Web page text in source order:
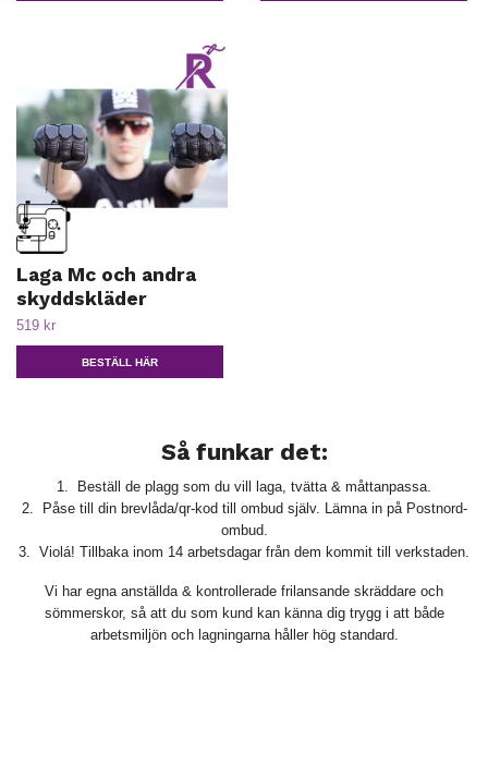
Laga Mc och andra
skyddskläder
519 kr
BESTÄLL HÄR
Så funkar det:
1. Beställ de plagg som du vill laga, tvätta & måttanpassa.
2. Påse till din brevlåda/qr-kod till ombud själv. Lämna in på Postnord-
ombud.
3. Violá! Tillbaka inom 14 arbetsdagar från dem kommit till verkstaden.
Vi har egna anställda & kontrollerade frilansande skräddare och
sömmerskor, så att du som kund kan känna dig trygg i att både
arbetsmiljön och lagningarna håller hög standard.